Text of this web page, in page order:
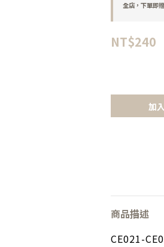
全店，下單即
NT$240
加
商品描述
CE021-